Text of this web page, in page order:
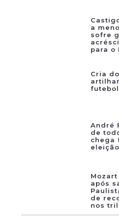
a
sofre
para o
Cria
André
de
chega
após
de
nos